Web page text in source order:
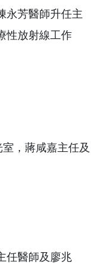
永芳醫師升任主
性放射線工作
，蔣咸嘉主任及
任醫師及廖兆